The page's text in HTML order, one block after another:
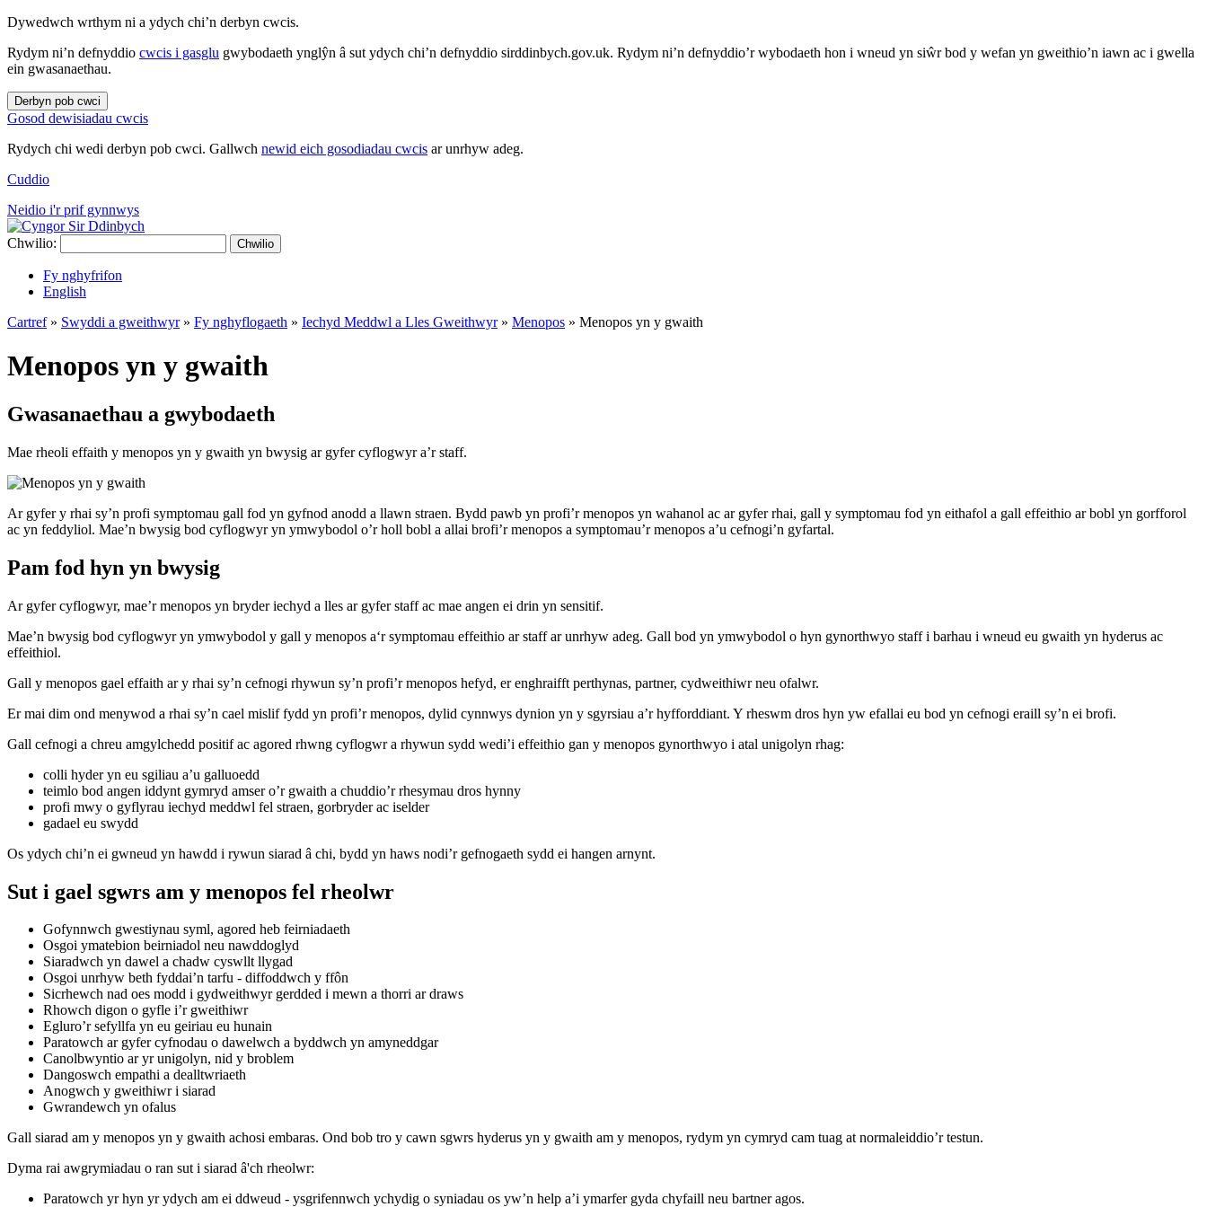
Dywedwch wrthym ni a ydych chi’n derbyn cwcis.
Rydym ni’n defnyddio cwcis i gasglu gwybodaeth ynglŷn â sut ydych chi’n defnyddio sirddinbych.gov.uk. Rydym ni’n defnyddio’r wybodaeth hon i wneud yn siŵr bod y wefan yn gweithio’n iawn ac i gwella
ein gwasanaethau.
Derbyn pob cwci
Gosod dewisiadau cwcis
Rydych chi wedi derbyn pob cwci. Gallwch newid eich gosodiadau cwcis ar unrhyw adeg.
Cuddio
Neidio i'r prif gynnwys
Chwilio: Chwilio
Fy nghyfrifon
English
Cartref» Swyddi a gweithwyr» Fy nghyflogaeth » Iechyd Meddwl a Lles Gweithwyr» Menopos » Menopos yn y gwaith
Menopos yn y gwaith
Gwasanaethau a gwybodaeth
Mae rheoli effaith y menopos yn y gwaith yn bwysig ar gyfer cyflogwyr a’r staff.
Ar gyfer y rhai sy’n profi symptomau gall fod yn gyfnod anodd a llawn straen. Bydd pawb yn profi’r menopos yn wahanol ac ar gyfer rhai, gall y symptomau fod yn eithafol a gall effeithio ar bobl yn gorfforol
ac yn feddyliol. Mae’n bwysig bod cyflogwyr yn ymwybodol o’r holl bobl a allai brofi’r menopos a symptomau’r menopos a’u cefnogi’n gyfartal.
Pam fod hyn yn bwysig
Ar gyfer cyflogwyr, mae’r menopos yn bryder iechyd a lles ar gyfer staff ac mae angen ei drin yn sensitif.
Mae’n bwysig bod cyflogwyr yn ymwybodol y gall y menopos a‘r symptomau effeithio ar staff ar unrhyw adeg. Gall bod yn ymwybodol o hyn gynorthwyo staff i barhau i wneud eu gwaith yn hyderus ac
effeithiol.
Gall y menopos gael effaith ar y rhai sy’n cefnogi rhywun sy’n profi’r menopos hefyd, er enghraifft perthynas, partner, cydweithiwr neu ofalwr.
Er mai dim ond menywod a rhai sy’n cael mislif fydd yn profi’r menopos, dylid cynnwys dynion yn y sgyrsiau a’r hyfforddiant. Y rheswm dros hyn yw efallai eu bod yn cefnogi eraill sy’n ei brofi.
Gall cefnogi a chreu amgylchedd positif ac agored rhwng cyflogwr a rhywun sydd wedi’i effeithio gan y menopos gynorthwyo i atal unigolyn rhag:
colli hyder yn eu sgiliau a’u galluoedd
teimlo bod angen iddynt gymryd amser o’r gwaith a chuddio’r rhesymau dros hynny
profi mwy o gyflyrau iechyd meddwl fel straen, gorbryder ac iselder
gadael eu swydd
Os ydych chi’n ei gwneud yn hawdd i rywun siarad â chi, bydd yn haws nodi’r gefnogaeth sydd ei hangen arnynt.
Sut i gael sgwrs am y menopos fel rheolwr
Gofynnwch gwestiynau syml, agored heb feirniadaeth
Osgoi ymatebion beirniadol neu nawddoglyd
Siaradwch yn dawel a chadw cyswllt llygad
Osgoi unrhyw beth fyddai’n tarfu - diffoddwch y ffôn
Sicrhewch nad oes modd i gydweithwyr gerdded i mewn a thorri ar draws
Rhowch digon o gyfle i’r gweithiwr
Egluro’r sefyllfa yn eu geiriau eu hunain
Paratowch ar gyfer cyfnodau o dawelwch a byddwch yn amyneddgar
Canolbwyntio ar yr unigolyn, nid y broblem
Dangoswch empathi a dealltwriaeth
Anogwch y gweithiwr i siarad
Gwrandewch yn ofalus
Gall siarad am y menopos yn y gwaith achosi embaras. Ond bob tro y cawn sgwrs hyderus yn y gwaith am y menopos, rydym yn cymryd cam tuag at normaleiddio’r testun.
Dyma rai awgrymiadau o ran sut i siarad â'ch rheolwr:
Paratowch yr hyn yr ydych am ei ddweud - ysgrifennwch ychydig o syniadau os yw’n help a’i ymarfer gyda chyfaill neu bartner agos.